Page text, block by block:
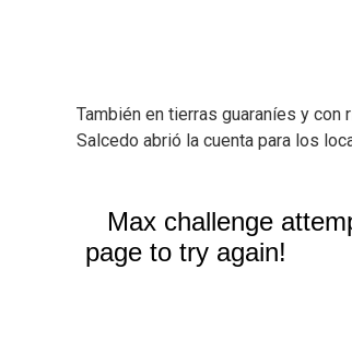
También en tierras guaraníes y
Salcedo abrió la cuenta para los